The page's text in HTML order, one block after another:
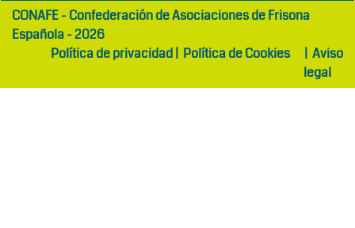
girls
abaya
maltepe
otelCONAFE - Confederación de Asociaciones de Frisona
Española - 2026
Política de privacidad| Política de Cookies | Aviso
legal